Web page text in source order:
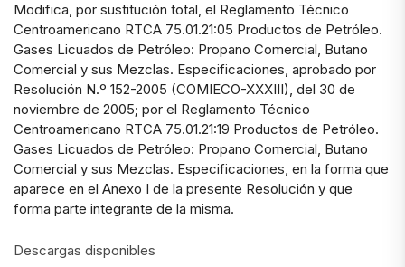
Modifica, por sustitución total, el Reglamento Técnico
Centroamericano RTCA 75.01.21:05 Productos de Petróleo.
Gases Licuados de Petróleo: Propano Comercial, Butano
Comercial y sus Mezclas. Especificaciones, aprobado por
Resolución N.º 152-2005 (COMIECO-XXXIII), del 30 de
noviembre de 2005; por el Reglamento Técnico
Centroamericano RTCA 75.01.21:19 Productos de Petróleo.
Gases Licuados de Petróleo: Propano Comercial, Butano
Comercial y sus Mezclas. Especificaciones, en la forma que
aparece en el Anexo I de la presente Resolución y que
forma parte integrante de la misma.
Descargas disponibles